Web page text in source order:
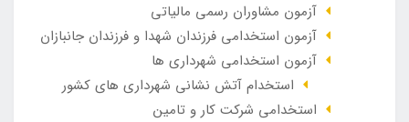
آزمون مشاوران رسمی مالیاتی
آزمون استخدامی فرزندان شهدا و فرزندان جانبازان
آزمون استخدامی شهرداری ها
استخدام آتش نشانی شهرداری های کشور
استخدامی شرکت کار و تامین